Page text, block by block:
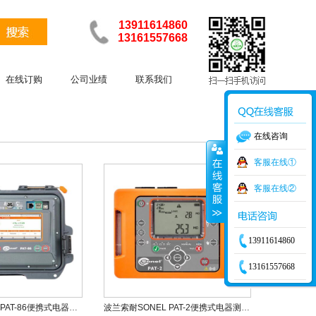
13911614860
13161557668
在线订购 公司业绩 联系我们
波兰索耐SONEL PAT-86便携式电器测试仪 波兰索耐SONEL PAT-2便携式电器测试仪
在线咨询
客服在线①
客服在线②
13911614860
13161557668